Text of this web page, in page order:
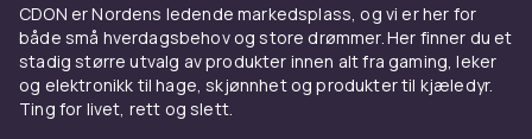
CDON er Nordens ledende markedsplass, og vi er her for
både små hverdagsbehov og store drømmer. Her finner du et
stadig større utvalg av produkter innen alt fra gaming, leker
og elektronikk til hage, skjønnhet og produkter til kjæledyr.
Ting for livet, rett og slett.